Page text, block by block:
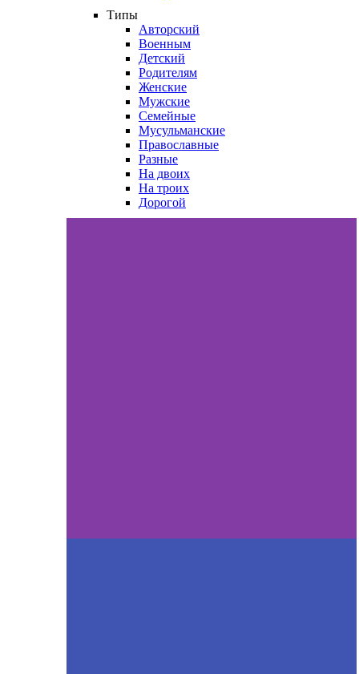
Типы
Авторский
Военным
Детский
Родителям
Женские
Мужские
Семейные
Мусульманские
Православные
Разные
На двоих
На троих
Дорогой